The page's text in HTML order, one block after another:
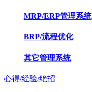
MRP/ERP管理系统
BRP/流程优化
其它管理系统
心得/经验/绝招